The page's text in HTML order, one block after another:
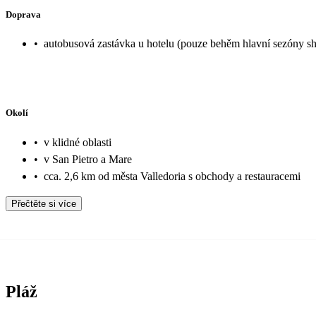
Doprava
• autobusová zastávka u hotelu (pouze behěm hlavní sezóny
Okolí
• v klidné oblasti
• v San Pietro a Mare
• cca. 2,6 km od města Valledoria s obchody a restauracemi
Přečtěte si více
Pláž